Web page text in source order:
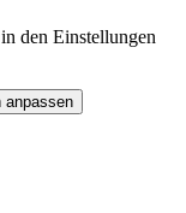
den Einstellungen
anpassen